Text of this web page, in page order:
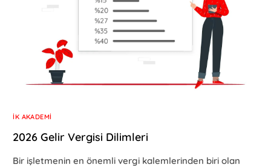
İK AKADEMI
2026 Gelir Vergisi Dilimleri
Bir işletmenin en önemli vergi kalemlerinden biri olan